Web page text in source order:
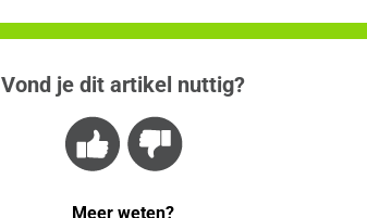
Vond je dit artikel nuttig?
Meer weten?